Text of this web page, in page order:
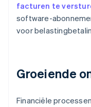
facturen te
software-
voor
Groeiende
Financiële